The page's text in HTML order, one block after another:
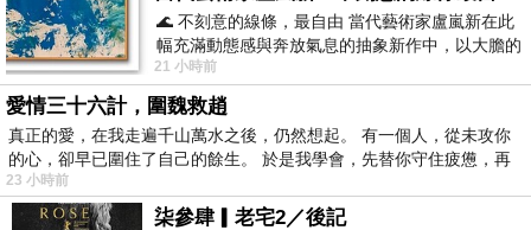
跟大家說美國【The First Years】Take&Toss 防
漏吸管學習杯(10oz/四入-彩色/粉紅)現在真的很
夯
價格不錯的時候就要快下手
🌊 不刻意的線條，最自由 當代藝術家盧嵐新在此
幅充滿動態感與奔放氣息的抽象新作中，以大膽的
藍色顏料在白色畫布上揮灑、壓印與流淌
21 小時前
愛情三十六計，圍魏救趙
真正的愛，在我走遍千山萬水之後，仍然想起。 有一個人，從未攻你
的心，卻早已圍住了自己的餘生。 於是我學會，先替你守住疲憊，再
23 小時前
柒參肆▎老宅2／後記